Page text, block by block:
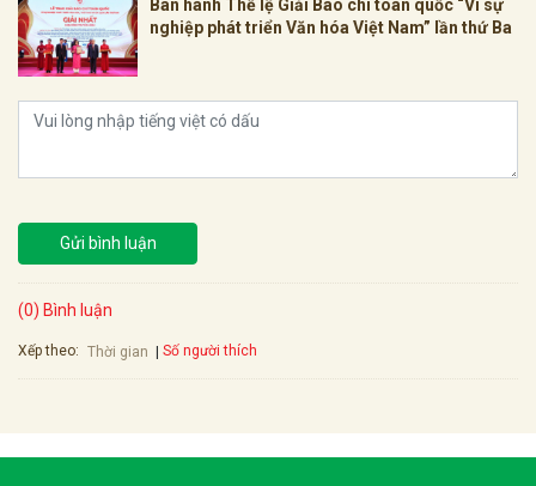
Ban hành Thể lệ Giải Báo chí toàn quốc “Vì sự
nghiệp phát triển Văn hóa Việt Nam” lần thứ Ba
Gửi bình luận
(0) Bình luận
Xếp theo: Thời gian Số người thích